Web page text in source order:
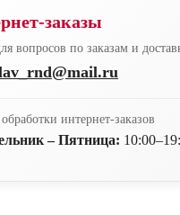
заказы
вопросов по заказам и
интернет-заказов
– Пятница: